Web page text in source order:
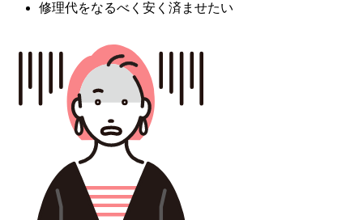
修理代をなるべく安く済ませたい